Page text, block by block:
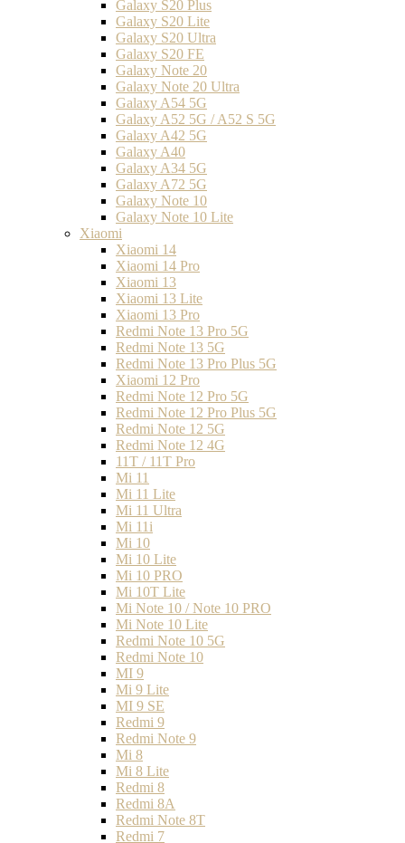
Galaxy S20 Plus
Galaxy S20 Lite
Galaxy S20 Ultra
Galaxy S20 FE
Galaxy Note 20
Galaxy Note 20 Ultra
Galaxy A54 5G
Galaxy A52 5G / A52 S 5G
Galaxy A42 5G
Galaxy A40
Galaxy A34 5G
Galaxy A72 5G
Galaxy Note 10
Galaxy Note 10 Lite
Xiaomi
Xiaomi 14
Xiaomi 14 Pro
Xiaomi 13
Xiaomi 13 Lite
Xiaomi 13 Pro
Redmi Note 13 Pro 5G
Redmi Note 13 5G
Redmi Note 13 Pro Plus 5G
Xiaomi 12 Pro
Redmi Note 12 Pro 5G
Redmi Note 12 Pro Plus 5G
Redmi Note 12 5G
Redmi Note 12 4G
11T / 11T Pro
Mi 11
Mi 11 Lite
Mi 11 Ultra
Mi 11i
Mi 10
Mi 10 Lite
Mi 10 PRO
Mi 10T Lite
Mi Note 10 / Note 10 PRO
Mi Note 10 Lite
Redmi Note 10 5G
Redmi Note 10
MI 9
Mi 9 Lite
MI 9 SE
Redmi 9
Redmi Note 9
Mi 8
Mi 8 Lite
Redmi 8
Redmi 8A
Redmi Note 8T
Redmi 7